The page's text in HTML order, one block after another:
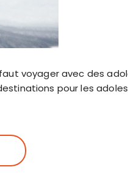
voyager avec des
pour les